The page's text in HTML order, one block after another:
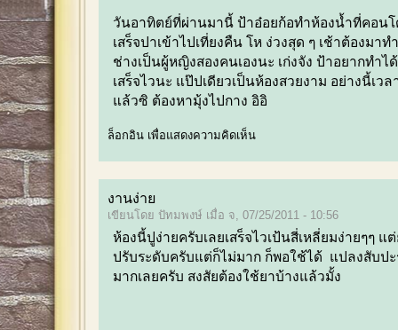
วันอาทิตย์ที่ผ่านมานี้ ป้าอ๋อยก้อทำห้องน้ำที่คอน
เสร็จปาเข้าไปเที่ยงคืน โห ง่วงสุด ๆ เช้าต้องมา
ช่างเป็นผู้หญิงสองคนเองนะ เก่งจัง ป้าอยากทำ
เสร็จไวนะ แป๊ปเดียวเป็นห้องสวยงาม อย่างนี้เว
แล้วซิ ต้องหามุ้งไปกาง อิอิ
ล็อกอิน เพื่อแสดงความคิดเห็น
งานง่าย
เขียนโดย ปัทมพงษ์ เมื่อ จ, 07/25/2011 - 10:56
ห้องนี้ปูง่ายครับเลยเสร็จไวเป้นสี่เหลี่ยมง่ายๆๆ แ
ปรับระดับครับแต่ก็ไม่มาก ก็พอใช้ได้ แปลงสับป
มากเลยครับ สงสัยต้องใช้ยาบ้างแล้วมั้ง